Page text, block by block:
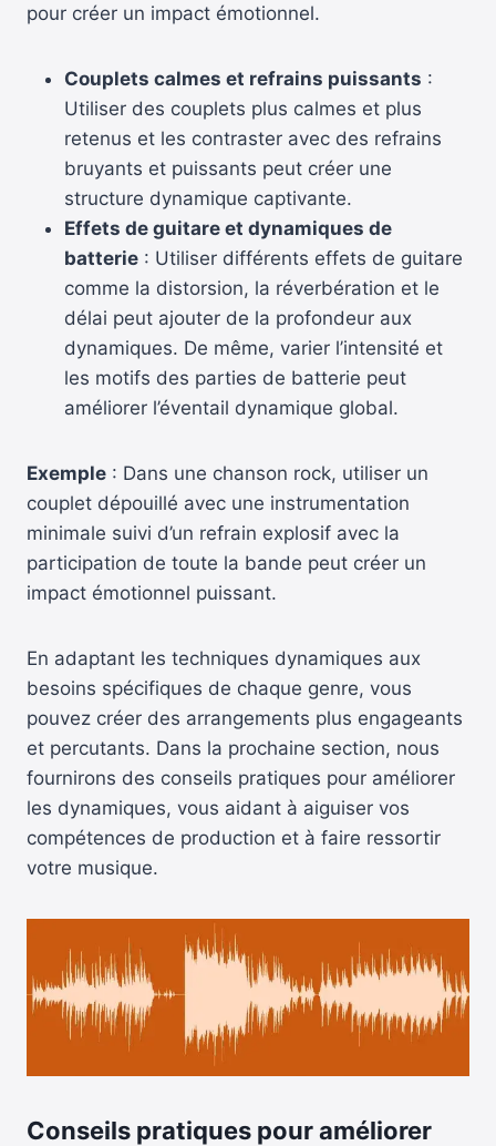
pour créer un impact émotionnel.
Couplets calmes et refrains puissants :
Utiliser des couplets plus calmes et plus
retenus et les contraster avec des refrains
bruyants et puissants peut créer une
structure dynamique captivante.
Effets de guitare et dynamiques de
batterie : Utiliser différents effets de guitare
comme la distorsion, la réverbération et le
délai peut ajouter de la profondeur aux
dynamiques. De même, varier l’intensité et
les motifs des parties de batterie peut
améliorer l’éventail dynamique global.
Exemple : Dans une chanson rock, utiliser un
couplet dépouillé avec une instrumentation
minimale suivi d’un refrain explosif avec la
participation de toute la bande peut créer un
impact émotionnel puissant.
En adaptant les techniques dynamiques aux
besoins spécifiques de chaque genre, vous
pouvez créer des arrangements plus engageants
et percutants. Dans la prochaine section, nous
fournirons des conseils pratiques pour améliorer
les dynamiques, vous aidant à aiguiser vos
compétences de production et à faire ressortir
votre musique.
Conseils pratiques pour améliorer